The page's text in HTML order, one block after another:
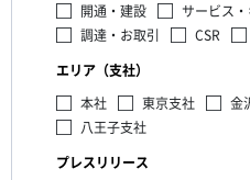
開通・建設
サービス
調達・お取引
CSR
エリア（支社）
本社
東京支社 金
八王子支社
プレスリリース